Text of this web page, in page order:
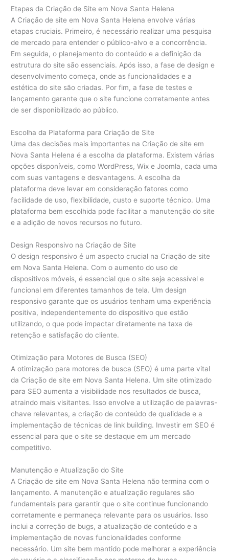
Etapas da Criação de Site em Nova Santa Helena
A Criação de site em Nova Santa Helena envolve várias
etapas cruciais. Primeiro, é necessário realizar uma pesquisa
de mercado para entender o público-alvo e a concorrência.
Em seguida, o planejamento do conteúdo e a definição da
estrutura do site são essenciais. Após isso, a fase de design e
desenvolvimento começa, onde as funcionalidades e a
estética do site são criadas. Por fim, a fase de testes e
lançamento garante que o site funcione corretamente antes
de ser disponibilizado ao público.
Escolha da Plataforma para Criação de Site
Uma das decisões mais importantes na Criação de site em
Nova Santa Helena é a escolha da plataforma. Existem várias
opções disponíveis, como WordPress, Wix e Joomla, cada uma
com suas vantagens e desvantagens. A escolha da
plataforma deve levar em consideração fatores como
facilidade de uso, flexibilidade, custo e suporte técnico. Uma
plataforma bem escolhida pode facilitar a manutenção do site
e a adição de novos recursos no futuro.
Design Responsivo na Criação de Site
O design responsivo é um aspecto crucial na Criação de site
em Nova Santa Helena. Com o aumento do uso de
dispositivos móveis, é essencial que o site seja acessível e
funcional em diferentes tamanhos de tela. Um design
responsivo garante que os usuários tenham uma experiência
positiva, independentemente do dispositivo que estão
utilizando, o que pode impactar diretamente na taxa de
retenção e satisfação do cliente.
Otimização para Motores de Busca (SEO)
A otimização para motores de busca (SEO) é uma parte vital
da Criação de site em Nova Santa Helena. Um site otimizado
para SEO aumenta a visibilidade nos resultados de busca,
atraindo mais visitantes. Isso envolve a utilização de palavras-
chave relevantes, a criação de conteúdo de qualidade e a
implementação de técnicas de link building. Investir em SEO é
essencial para que o site se destaque em um mercado
competitivo.
Manutenção e Atualização do Site
A Criação de site em Nova Santa Helena não termina com o
lançamento. A manutenção e atualização regulares são
fundamentais para garantir que o site continue funcionando
corretamente e permaneça relevante para os usuários. Isso
inclui a correção de bugs, a atualização de conteúdo e a
implementação de novas funcionalidades conforme
necessário. Um site bem mantido pode melhorar a experiência